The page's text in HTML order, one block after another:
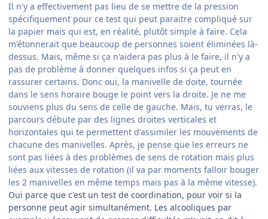
Il n'y a effectivement pas lieu de se mettre de la pression
spécifiquement pour ce test qui peut paraitre compliqué sur
la papier mais qui est, en réalité, plutôt simple à faire. Cela
m'étonnerait que beaucoup de personnes soient éliminées là-
dessus. Mais, même si ça n'aidera pas plus à le faire, il n'y a
pas de problème à donner quelques infos si ça peut en
rassurer certains. Donc oui, la manivelle de doite, tournée
dans le sens horaire bouge le point vers la droite. Je ne me
souviens plus du sens de celle de gauche. Mais, tu verras, le
parcours débute par des lignes droites verticales et
horizontales qui te permettent d'assimiler les mouvements de
chacune des manivelles. Après, je pense que les erreurs ne
sont pas liées à des problèmes de sens de rotation mais plus
liées aux vitesses de rotation (il va par moments falloir bouger
les 2 manivelles en même temps mais pas à la même vitesse).
Oui parce que c'est un test de coordination, pour voir si la
personne peut agir simultanément. Les alcooliques par